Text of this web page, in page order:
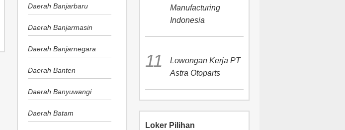
Daerah Banjarbaru
Daerah Banjarmasin
Daerah Banjarnegara
Daerah Banten
Daerah Banyuwangi
Daerah Batam
Manufacturing
Indonesia
Lowongan Kerja PT
Astra Otoparts
Loker Pilihan